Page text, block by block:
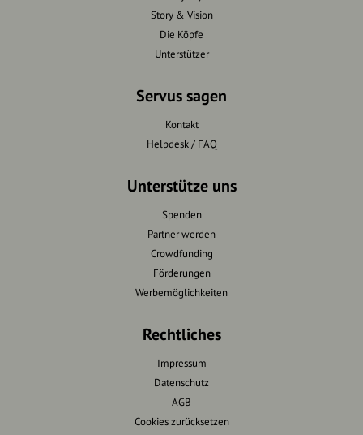
Story & Vision
Die Köpfe
Unterstützer
Servus sagen
Kontakt
Helpdesk / FAQ
Unterstütze uns
Spenden
Partner werden
Crowdfunding
Förderungen
Werbemöglichkeiten
Rechtliches
Impressum
Datenschutz
AGB
Cookies zurücksetzen